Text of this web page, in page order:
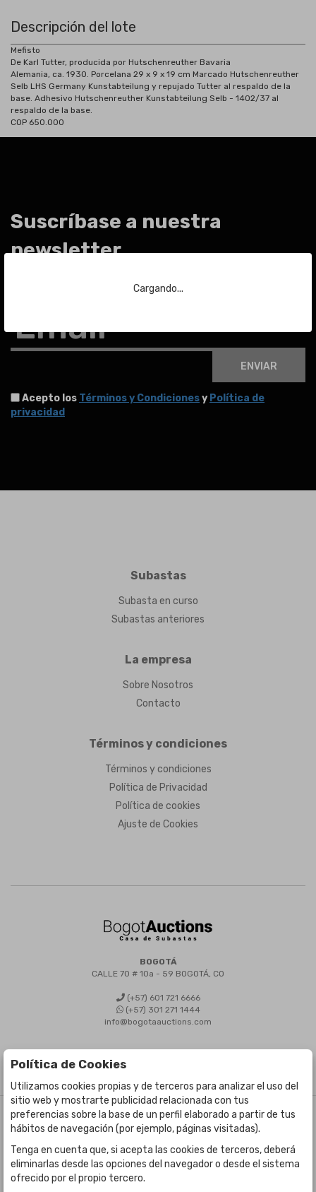
Cargando...
Descripción del lote
Mefisto
De Karl Tutter, producida por Hutschenreuther Bavaria
Alemania, ca. 1930. Porcelana 29 x 9 x 19 cm Marcado Hutschenreuther
Selb LHS Germany Kunstabteilung y repujado Tutter al respaldo de la
base. Adhesivo Hutschenreuther Kunstabteilung Selb - 1402/37 al
respaldo de la base.
COP 650.000
Suscríbase a nuestra
newsletter
Para estar al día de las últimas noticias sobre subastas y mucho más.
Email
ENVIAR
Acepto los Términos y Condicionesy Política de
privacidad
Subastas
Subasta en curso
Subastas anteriores
La empresa
Sobre Nosotros
Contacto
Términos y condiciones
Términos y condiciones
Política de Privacidad
Política de cookies
Ajuste de Cookies
BOGOTÁ
CALLE 70 # 10a - 59 BOGOTÁ, CO
(+57) 601 721 6666
(+57) 301 271 1444
info@bogotaauctions.com
©Bogota Auctions- Todos los derechos reservados
Desarrollado por Labelgrup Networks.
Política de Cookies
Utilizamos cookies propias y de terceros para analizar el uso del
sitio web y mostrarte publicidad relacionada con tus
preferencias sobre la base de un perfil elaborado a partir de tus
hábitos de navegación (por ejemplo, páginas visitadas).
Tenga en cuenta que, si acepta las cookies de terceros, deberá
eliminarlas desde las opciones del navegador o desde el sistema
ofrecido por el propio tercero.